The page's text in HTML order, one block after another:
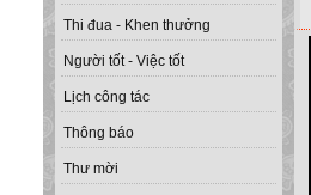
Thi đua - Khen thưởng
Người tốt - Việc tốt
Lịch công tác
Thông báo
Thư mời